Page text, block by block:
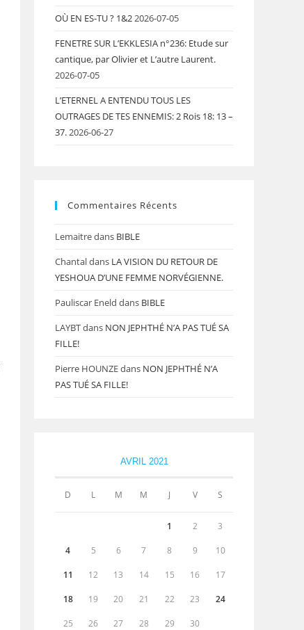
OÙ EN ES-TU ? 1&22026-07-05
FENETRE SUR L’EKKLESIA n°236: Etude sur
cantique, par Olivier et L’autre Laurent.
2026-07-05
L’ETERNEL A ENTENDU TOUS LES
OUTRAGES DE TES ENNEMIS: 2 Rois 18: 13 –
37.2026-06-27
Commentaires Récents
Lemaitredans BIBLE
Chantaldans LA VISION DU RETOUR DE
YESHOUA D’UNE FEMME NORVÉGIENNE.
Pauliscar Eneld dans BIBLE
LAYBTdans NON JEPHTHÉ N’A PAS TUÉ SA
FILLE!
Pierre HOUNZEdans NON JEPHTHÉ N’A
PAS TUÉ SA FILLE!
AVRIL 2021
D L M M J V S
1 2 3
4 5 6 7 8 9 10
11 12 13 14 15 16 17
18 19 20 21 22 23 24
25 26 27 28 29 30